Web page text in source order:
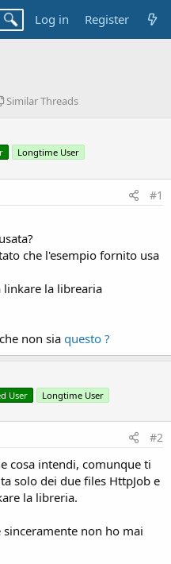
Log in Register
S
r
e
a
s
Similar Threads
Longtime User
#1
che l'esempio fornito usa
linkare la librearia
non sia questo ?
User Longtime User
#2
cosa intendi, comunque ti
solo dei due files HttpJob e
la libreria.
non ho mai